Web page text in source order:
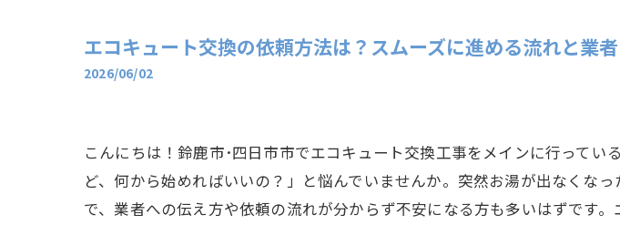
レンジフード交換
エコキュート交換の依頼方法は？スムーズに進める流れと業
2026/06/02
こんにちは！鈴鹿市･四日市市でエコキュート交換工事をメインに行って
ど、何から始めればいいの？」と悩んでいませんか。突然お湯が出なくな
で、業者への伝え方や依頼の流れが分からず不安になる方も多いはずです